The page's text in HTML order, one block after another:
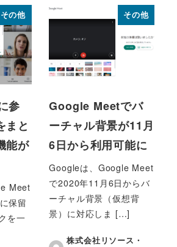
その他
参
まと
能が
Meet
保留
を一
その他
Google Meetでバ
ーチャル背景が11月
6日から利用可能に
Googleは、Google Meet
で2020年11月6日からバ
ーチャル背景（仮想背
景）に対応しま […]
株式会社リソース・